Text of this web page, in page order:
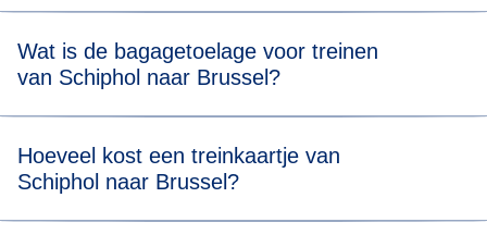
minuten.
Wat is de bagagetoelage voor treinen
van Schiphol naar Brussel?
cm) en één stuk handbagage. Er is geen
gewichtsbeperking, maar je moet al je bagage zelf kunnen
Hoeveel kost een treinkaartje van
Schiphol naar Brussel?